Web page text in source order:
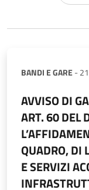
BANDI E GARE-
AVVISO DI
ART. 60 DEL
QUADRO, DI
E SERVIZI